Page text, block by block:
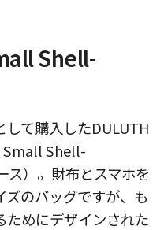
Shell-
して購入したDULUTH
Small Shell-
ス）。財布とスマホを
のバッグですが、も
ためにデザインされた